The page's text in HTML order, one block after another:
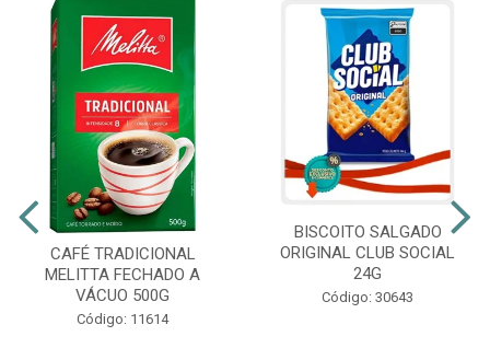
CAFÉ TRADICIONAL
MELITTA FECHADO A
VÁCUO 500G
Código: 11614
BISCOITO SALGADO
ORIGINAL CLUB SOCIAL
24G
Código: 30643